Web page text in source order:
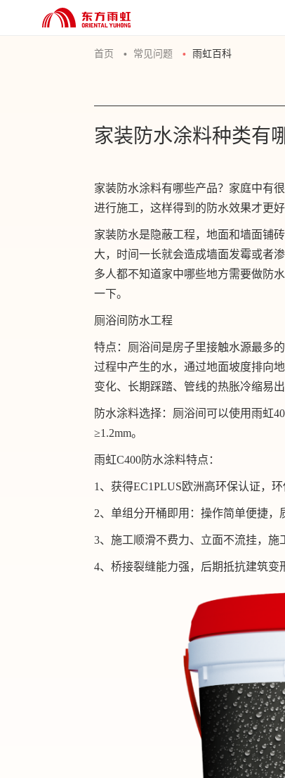
首页 常见问题 雨虹百科
家装防水涂料种类有
家装防水涂料有哪些产品？家庭中有
进行施工，这样得到的防水效果才更好
家装防水是隐蔽工程，地面和墙面铺
大，时间一长就会造成墙面发霉或者
多人都不知道家中哪些地方需要做防
一下。
厕浴间防水工程
特点：厕浴间是房子里接触水源最多
过程中产生的水，通过地面坡度排向
变化、长期踩踏、管线的热胀冷缩易出
防水涂料选择：厕浴间可以使用雨虹
≥1.2mm。
雨虹C400防水涂料特点：
1、获得EC1PLUS欧洲高环保认证，
2、单组分开桶即用：操作简单便捷，
3、施工顺滑不费力、立面不流挂，施
4、桥接裂缝能力强，后期抵抗建筑